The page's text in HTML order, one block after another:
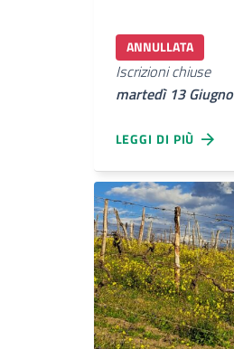
ANNULLATA
Iscrizioni chiuse
martedì 13 Giugno
LEGGI DI PIÙ